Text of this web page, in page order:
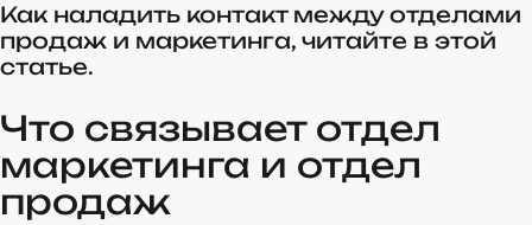
Как наладить контакт между отделами
продаж и маркетинга, читайте в этой
статье.
Что связывает отдел
маркетинга и отдел
продаж